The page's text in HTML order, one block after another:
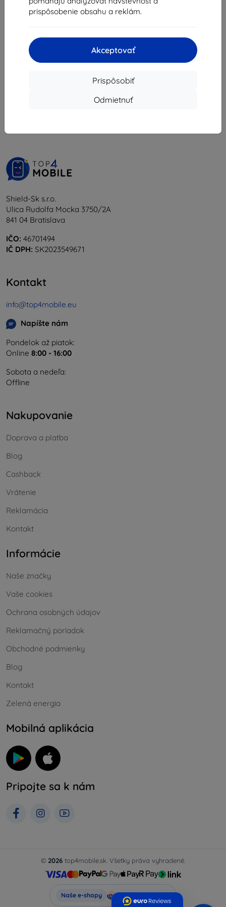
prispôsobenie obsahu a reklám.
Akceptovať
Prispôsobiť
Odmietnuť
42,21 € 31,40 €
Shield-Sk s.r.o.
Ulica Rudolfa Mocka 3750/2A
841 04 Bratislava
IČO: 46701494
IČ DPH: SK2023549671
Kontakt
info@top4mobile.eu
Napíšte nám
Pondelok až piatok:
Online 8:00 - 16:00
Sobota a nedeľa:
Offline
Nakupovanie
Doprava a platba
Blog
Cashback
Vrátenie
Reklamácia
Kontakt
Informácie
Naše značky
Vaše cookies
Ochrana osobných údajov
Reklamačný poriadok
Obchodné podmienky
Blog
Kontakt
Zelená energia
Mobilná aplikácia
Pripojte sa k nám
© 2026 top4mobile.sk. Všetky práva vyhradené.
Naše e-shopy Top4Mobile.sk